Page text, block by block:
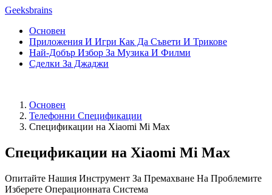
Geeksbrains
Основен
Приложения И Игри Как Да Съвети И Трикове
Най-Добър Избор За Музика И Филми
Сделки За Джаджи
Основен
Телефонни Спецификации
Спецификации на Xiaomi Mi Max
Спецификации на Xiaomi Mi Max
Опитайте Нашия Инструмент За Премахване На Проблемите
Изберете Операционната Система